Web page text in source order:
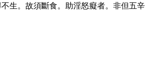
生。故須斷食。助淫怒癡者。非但五辛